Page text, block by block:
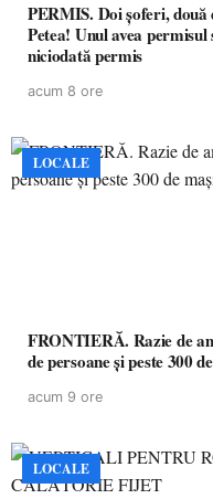
PERMIS. Doi șoferi, două
Petea! Unul avea
niciodată permis
acum 8 ore
LOCALE
FRONTIERĂ. Razie de
de persoane și peste 300
acum 9 ore
LOCALE